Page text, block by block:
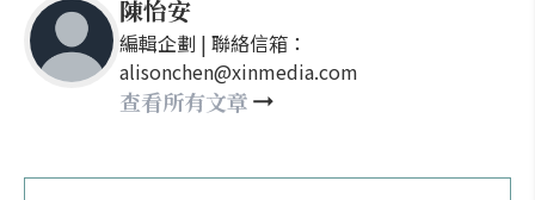
陳怡安
編輯企劃 | 聯絡信箱：
alisonchen@xinmedia.com
查看所有文章